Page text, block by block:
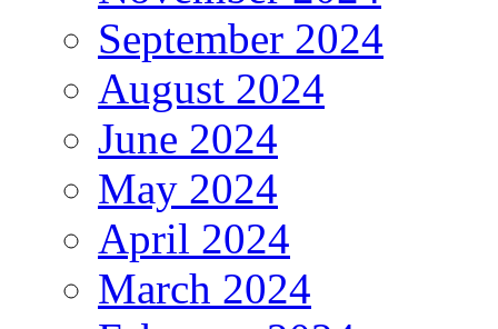
September 2024
August 2024
June 2024
May 2024
April 2024
March 2024